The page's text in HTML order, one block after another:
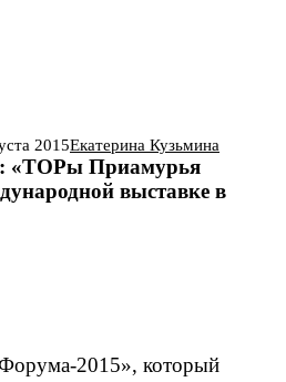
Все новости
2015Екатерина Кузьмина
«ТОРы Приамурья
выставке в
2015», который